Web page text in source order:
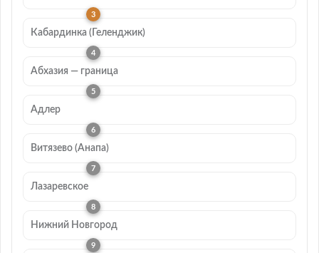
Кабардинка (Геленджик)
Абхазия — граница
Адлер
Витязево (Анапа)
Лазаревское
Нижний Новгород